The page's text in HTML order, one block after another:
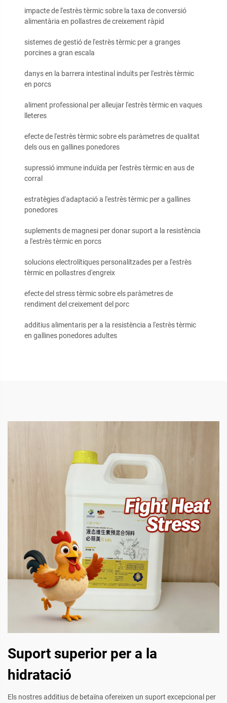
impacte de l'estrès tèrmic sobre la taxa de conversió
alimentària en pollastres de creixement ràpid
sistemes de gestió de l'estrès tèrmic per a granges
porcines a gran escala
danys en la barrera intestinal induïts per l'estrès tèrmic
en porcs
aliment professional per alleujar l'estrès tèrmic en vaques
lleteres
efecte de l'estrès tèrmic sobre els paràmetres de qualitat
dels ous en gallines ponedores
supressió immune induïda per l'estrès tèrmic en aus de
corral
estratègies d'adaptació a l'estrès tèrmic per a gallines
ponedores
suplements de magnesi per donar suport a la resistència
a l'estrès tèrmic en porcs
solucions electrolítiques personalitzades per a l'estrès
tèrmic en pollastres d'engreix
efecte del stress tèrmic sobre els paràmetres de
rendiment del creixement del porc
additius alimentaris per a la resistència a l'estrès tèrmic
en gallines ponedores adultes
Suport superior per a la
hidratació
Els nostres additius de betaïna ofereixen un suport excepcional per